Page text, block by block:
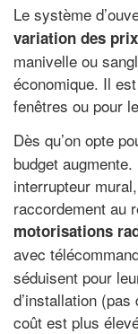
Le système
variation des prix
manivelle ou
économique. Il
fenêtres ou pour
Dès qu’on opte
budget
interrupteur
raccordement au
motorisations
avec
séduisent pour
d’installation
coût est plus